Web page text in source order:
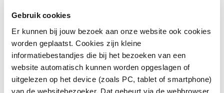
Gebruik cookies
Er kunnen bij jouw bezoek aan onze website ook cookies
worden geplaatst. Cookies zijn kleine
informatiebestandjes die bij het bezoeken van een
website automatisch kunnen worden opgeslagen of
uitgelezen op het device (zoals PC, tablet of smartphone)
van de websitebezoeker. Dat gebeurt via de webbrowser
Utrecht Divers & Inclusief
Utrecht Divers & Inclusief werkt aan het tot stand
brengen van een Utrechtse arbeidsmarkt waarop
verschillen gewaardeerd en optimaal benut worden en
iedereen een gelijke kans heeft op een baan. Met het
organiseren van netwerkbijeenkomsten en